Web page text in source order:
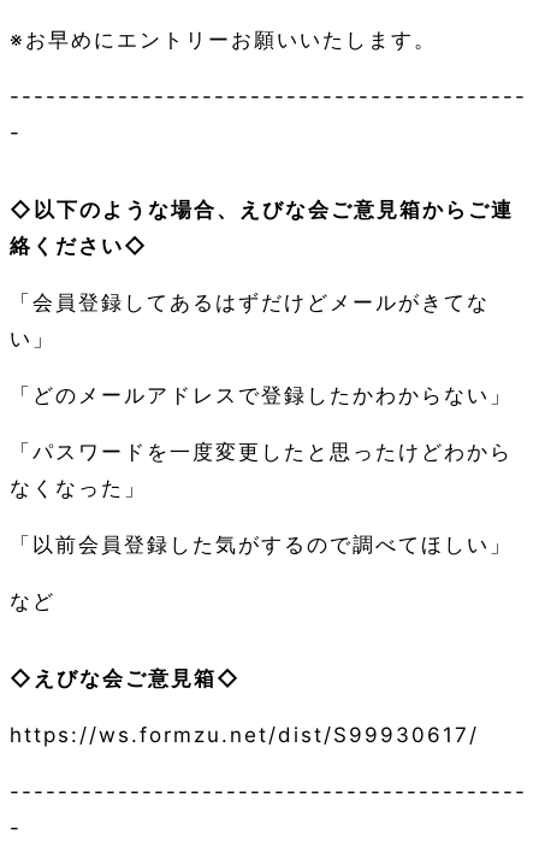
※お早めにエントリーお願いいたします。
-------------------------------------------
-
◇以下のような場合、えびな会ご意見箱からご連
絡ください◇
「会員登録してあるはずだけどメールがきてな
い」
「どのメールアドレスで登録したかわからない」
「パスワードを一度変更したと思ったけどわから
なくなった」
「以前会員登録した気がするので調べてほしい」
など
◇えびな会ご意見箱◇
https://ws.formzu.net/dist/S99930617/
-------------------------------------------
-